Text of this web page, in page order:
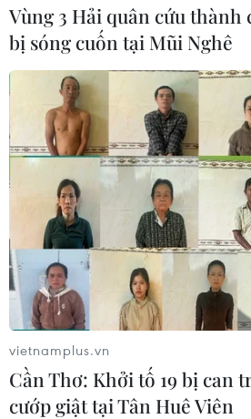
Vùng 3 Hải quân cứu thành
bị sóng cuốn tại Mũi Nghê
vietnamplus.vn
Cần Thơ: Khởi tố 19 bị can
cướp giật tại Tân Huê Viên